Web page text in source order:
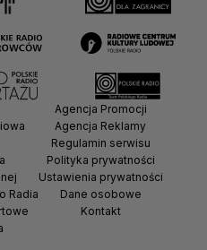
Radia
Agencja Promocji
Agencja Reklamy
Regulamin serwisu
Polityka prywatności
Ustawienia prywatności
Dane osobowe
Kontakt